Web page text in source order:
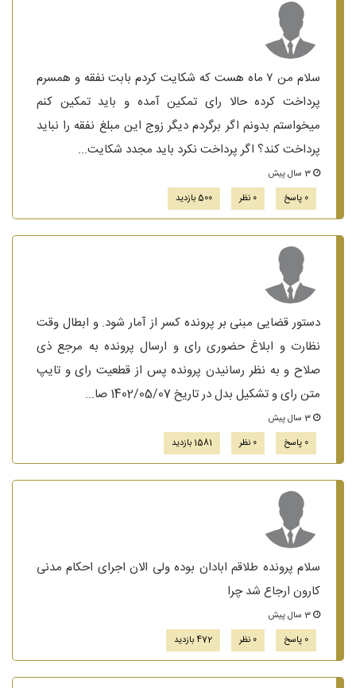
سلام من ۷ ماه هست که شکایت کردم بابت نفقه و همسرم
پرداخت کرده حالا رای تمکین آمده و باید تمکین کنم
میخواستم بدونم اگر برگردم دیگر زوج این مبلغ نفقه را نباید
پرداخت کند؟ اگر پرداخت نکرد باید مجدد شکایت...
0 پاسخ
0 نظر 500 بازدید
دستور قضایی مبنی بر پرونده کسر از آمار شود. و ابطال وقت
نظارت و ابلاغ حضوری رای و ارسال پرونده به مرجع ذی
صلاح و به نظر رسانیدن پرونده پس از قطعیت رای و تایپ
متن رای و تشکیل بدل در تاریخ 1402/05/07 صا...
0 پاسخ
0 نظر 1581 بازدید
سلام پرونده طلاقم ابادان بوده ولی الان اجرای احکام مدنی
کارون ارجاع شد چرا
0 پاسخ
0 نظر 472 بازدید